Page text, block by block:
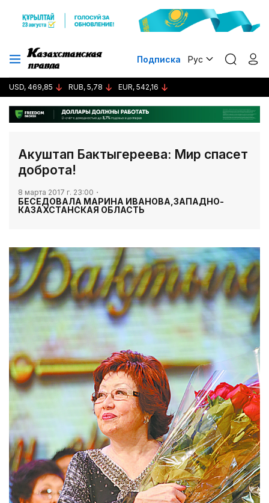
Подписка Рус
USD, 469,85 RUB, 5,78 EUR, 542,16
​Акуштап Бактыгереева: Мир спасет
доброта!
8 марта 2017 г. 23:00
БЕСЕДОВАЛА МАРИНА ИВАНОВА,ЗАПАДНО-
КАЗАХСТАНСКАЯ ОБЛАСТЬ